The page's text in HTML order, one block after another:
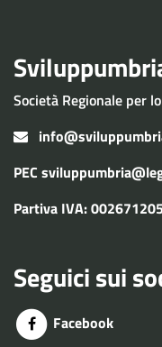
Società Regionale per
PEC
Partiva IVA:
Seguici sui
Facebook